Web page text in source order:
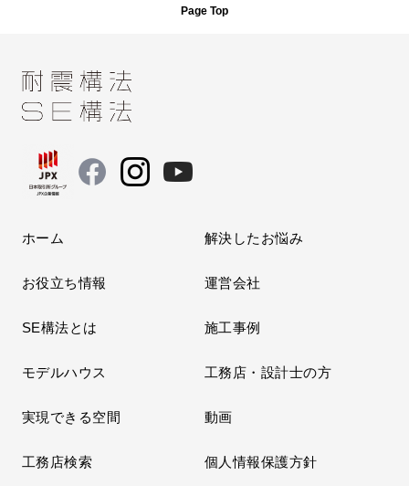
Page Top
ホーム 解決したお悩み
お役立ち情報 運営会社
SE構法とは 施工事例
モデルハウス 工務店・設計士の方
実現できる空間 動画
工務店検索 個人情報保護方針